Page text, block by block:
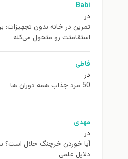
Babi
در
استقامتت رو متحول می‌کنه
فاطی
در
50 مرد جذاب همه دوران ها
مهدی
در
آیا خوردن خرچنگ حلال است؟
دلایل علمی